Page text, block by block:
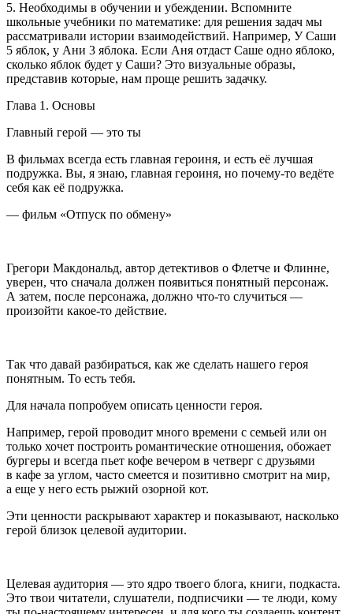
5. Необходимы в обучении и убеждении. Вспомните
школьные учебники по математике: для решения задач мы
рассматривали истории взаимодействий. Например, У Саши
5 яблок, у Ани 3 яблока. Если Аня отдаст Саше одно яблоко,
сколько яблок будет у Саши? Это визуальные образы,
представив которые, нам проще решить задачку.
Глава 1. Основы
Главный герой — это ты
В фильмах всегда есть главная героиня, и есть её лучшая
подружка. Вы, я знаю, главная героиня, но почему-то ведёте
себя как её подружка.
— фильм «Отпуск по обмену»
Грегори Макдональд, автор детективов о Флетче и Флинне,
уверен, что сначала должен появиться понятный персонаж.
А затем, после персонажа, должно что-то случиться —
произойти какое-то действие.
Так что давай разбираться, как же сделать нашего героя
понятным. То есть тебя.
Для начала попробуем описать ценности героя.
Например, герой проводит много времени с семьей или он
только хочет построить романтические отношения, обожает
бургеры и всегда пьет кофе вечером в четверг с друзьями
в кафе за углом, часто смеется и позитивно смотрит на мир,
а еще у него есть рыжий озорной кот.
Эти ценности раскрывают характер и показывают, насколько
герой близок целевой аудитории.
Целевая аудитория — это ядро твоего блога, книги, подкаста.
Это твои читатели, слушатели, подписчики — те люди, кому